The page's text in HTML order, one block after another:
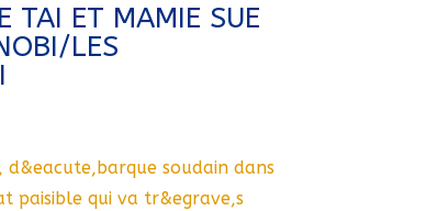
TAI ET MAMIE SUE
LES
soudain dans
paisible qui va tr&egrave,s